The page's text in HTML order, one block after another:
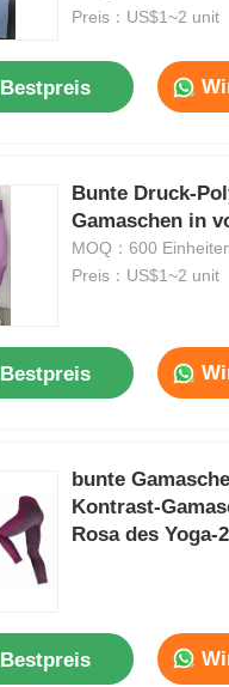
Preis：US$1~2 unit
Bestpreis
Bunte Druck-
Gamaschen in
MOQ：600
Preis：US$1~2 unit
Bestpreis
bunte
Kontrast-
Rosa des Yoga-
Bestpreis